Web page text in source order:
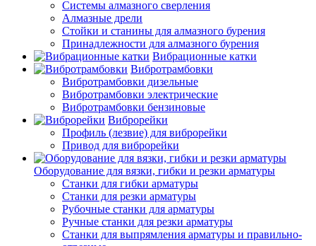
Системы алмазного сверления
Алмазные дрели
Стойки и станины для алмазного бурения
Принадлежности для алмазного бурения
Вибрационные катки
Вибротрамбовки
Вибротрамбовки дизельные
Вибротрамбовки электрические
Вибротрамбовки бензиновые
Виброрейки
Профиль (лезвие) для виброрейки
Привод для виброрейки
Оборудование для вязки, гибки и резки арматуры
Станки для гибки арматуры
Станки для резки арматуры
Рубочные станки для арматуры
Ручные станки для резки арматуры
Станки для выпрямления арматуры и правильно-